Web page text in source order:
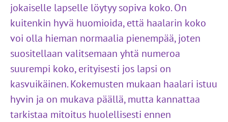
jokaiselle lapselle löytyy sopiva koko. On
kuitenkin hyvä huomioida, että haalarin koko
voi olla hieman normaalia pienempää, joten
suositellaan valitsemaan yhtä numeroa
suurempi koko, erityisesti jos lapsi on
kasvuikäinen. Kokemusten mukaan haalari istuu
hyvin ja on mukava päällä, mutta kannattaa
tarkistaa mitoitus huolellisesti ennen